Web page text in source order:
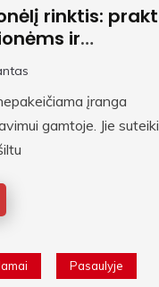
rinktis:
ir
įranga
gamtoje. Jie
Pasaulyje